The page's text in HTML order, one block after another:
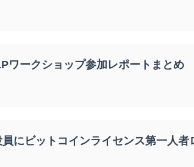
ワークショップ参加レポートまとめ
員にビットコインライセンス第一人